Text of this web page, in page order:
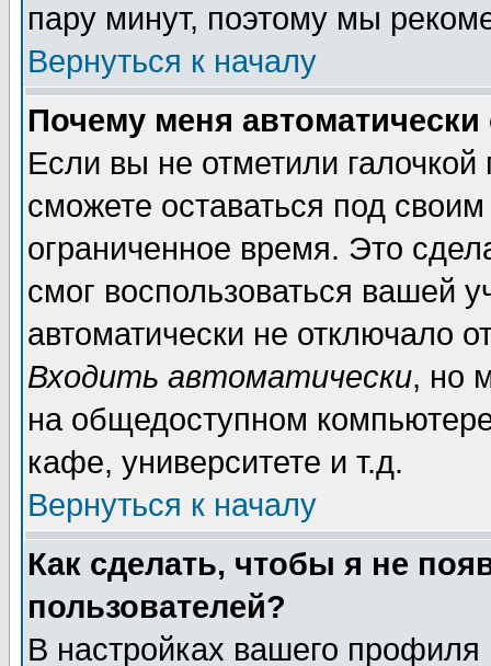
пару минут, поэтому мы
Вернуться к началу
Почему меня автоматически
Если вы не отметили галочкой
сможете оставаться под
ограниченное время. Это
смог воспользоваться вашей
автоматически не отключало
Входить автоматически, но
на общедоступном
кафе, университете и т.д.
Вернуться к началу
Как сделать, чтобы я не
пользователей?
В настройках вашего